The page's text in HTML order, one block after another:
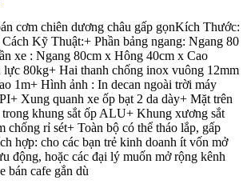
cơm chiên dương châu gấp gọnKích Thước:
Kỹ Thuật:+ Phần bảng ngang: Ngang 80
xe : Ngang 80cm x Hông 40cm x Cao
lực 80kg+ Hai thanh chống inox vuông 12mm
1m+ Hình ảnh : In decan ngoài trời máy
Xung quanh xe ốp bạt 2 da dày+ Mặt trên
trong khung sắt ốp ALU+ Khung xương sắt
chống rỉ sét+ Toàn bộ có thể tháo lắp, gấp
hợp: cho các bạn trẻ kinh doanh ít vốn mở
động, hoặc các đại lý muốn mở rộng kênh
bán cafe gắn dù